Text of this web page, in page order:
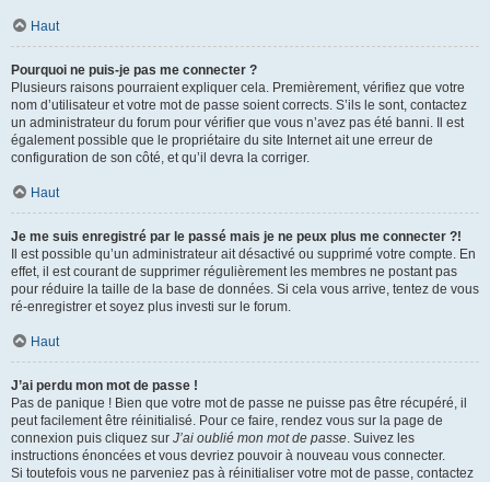
Haut
Pourquoi ne puis-je pas me connecter ?
Plusieurs raisons pourraient expliquer cela. Premièrement, vérifiez que votre
nom d’utilisateur et votre mot de passe soient corrects. S’ils le sont, contactez
un administrateur du forum pour vérifier que vous n’avez pas été banni. Il est
également possible que le propriétaire du site Internet ait une erreur de
configuration de son côté, et qu’il devra la corriger.
Haut
Je me suis enregistré par le passé mais je ne peux plus me connecter ?!
Il est possible qu’un administrateur ait désactivé ou supprimé votre compte. En
effet, il est courant de supprimer régulièrement les membres ne postant pas
pour réduire la taille de la base de données. Si cela vous arrive, tentez de vous
ré-enregistrer et soyez plus investi sur le forum.
Haut
J’ai perdu mon mot de passe !
Pas de panique ! Bien que votre mot de passe ne puisse pas être récupéré, il
peut facilement être réinitialisé. Pour ce faire, rendez vous sur la page de
connexion puis cliquez sur J’ai oublié mon mot de passe. Suivez les
instructions énoncées et vous devriez pouvoir à nouveau vous connecter.
Si toutefois vous ne parveniez pas à réinitialiser votre mot de passe, contactez